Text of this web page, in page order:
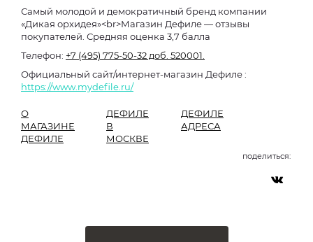
Самый молодой и демократичный бренд компании
«Дикая орхидея»<br>Магазин Дефиле — отзывы
покупателей. Средняя оценка 3,7 балла
Телефон: +7 (495) 775-50-32 доб. 520001.
Официальный сайт/интернет-магазин Дефиле :
https://www.mydefile.ru/
О
МАГАЗИНЕ
ДЕФИЛЕ
ДЕФИЛЕ
В
МОСКВЕ
ДЕФИЛЕ
АДРЕСА
поделиться: